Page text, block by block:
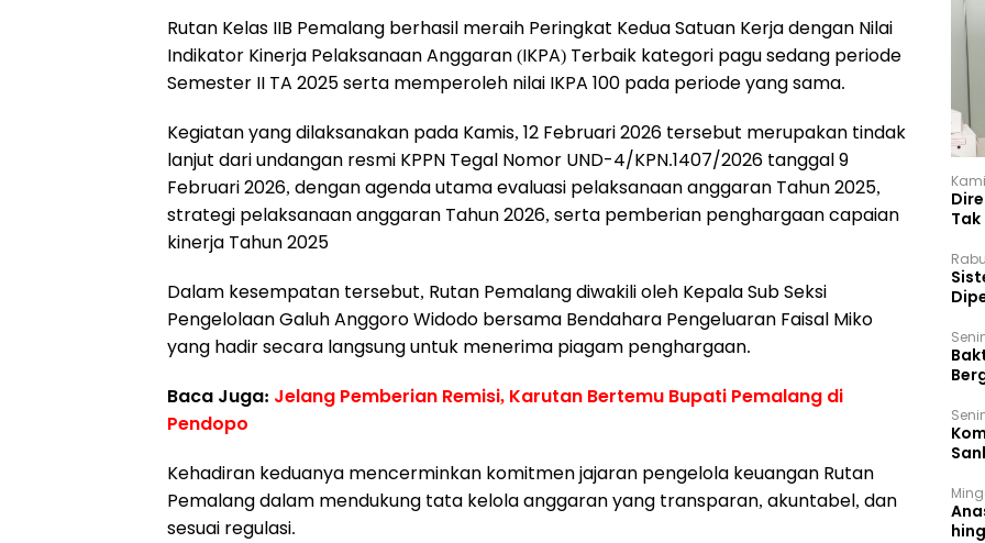
Rutan Kelas IIB Pemalang berhasil meraih Peringkat Kedua Satuan Kerja dengan Nilai
Indikator Kinerja Pelaksanaan Anggaran (IKPA) Terbaik kategori pagu sedang periode
Semester II TA 2025 serta memperoleh nilai IKPA 100 pada periode yang sama.
Kegiatan yang dilaksanakan pada Kamis, 12 Februari 2026 tersebut merupakan tindak
lanjut dari undangan resmi KPPN Tegal Nomor UND-4/KPN.1407/2026 tanggal 9
Februari 2026, dengan agenda utama evaluasi pelaksanaan anggaran Tahun 2025,
strategi pelaksanaan anggaran Tahun 2026, serta pemberian penghargaan capaian
kinerja Tahun 2025
Dalam kesempatan tersebut, Rutan Pemalang diwakili oleh Kepala Sub Seksi
Pengelolaan Galuh Anggoro Widodo bersama Bendahara Pengeluaran Faisal Miko
yang hadir secara langsung untuk menerima piagam penghargaan.
Baca Juga: Jelang Pemberian Remisi, Karutan Bertemu Bupati Pemalang di
Pendopo
Kehadiran keduanya mencerminkan komitmen jajaran pengelola keuangan Rutan
Pemalang dalam mendukung tata kelola anggaran yang transparan, akuntabel, dan
sesuai regulasi.